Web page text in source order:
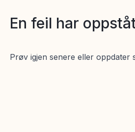
En feil har
Prøv igjen senere eller oppdater